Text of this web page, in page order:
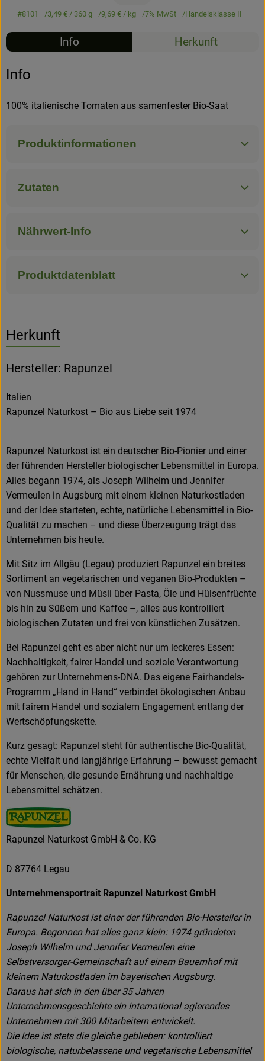
#8101 3,49 € / 360 g 9,69 € / kg 7% MwSt Handelsklasse II
Info Herkunft
Info
100% italienische Tomaten aus samenfester Bio-Saat
Produktinformationen
Zutaten
Nährwert-Info
Produktdatenblatt
Herkunft
Hersteller: Rapunzel
Italien
Rapunzel Naturkost – Bio aus Liebe seit 1974
Rapunzel Naturkost ist ein deutscher Bio-Pionier und einer
der führenden Hersteller biologischer Lebensmittel in Europa.
Alles begann 1974, als Joseph Wilhelm und Jennifer
Vermeulen in Augsburg mit einem kleinen Naturkostladen
und der Idee starteten, echte, natürliche Lebensmittel in Bio-
Qualität zu machen – und diese Überzeugung trägt das
Unternehmen bis heute.
Mit Sitz im Allgäu (Legau) produziert Rapunzel ein breites
Sortiment an vegetarischen und veganen Bio-Produkten –
von Nussmuse und Müsli über Pasta, Öle und Hülsenfrüchte
bis hin zu Süßem und Kaffee –, alles aus kontrolliert
biologischen Zutaten und frei von künstlichen Zusätzen.
Bei Rapunzel geht es aber nicht nur um leckeres Essen:
Nachhaltigkeit, fairer Handel und soziale Verantwortung
gehören zur Unternehmens-DNA. Das eigene Fairhandels-
Programm „Hand in Hand“ verbindet ökologischen Anbau
mit fairem Handel und sozialem Engagement entlang der
Wertschöpfungskette.
Kurz gesagt: Rapunzel steht für authentische Bio-Qualität,
echte Vielfalt und langjährige Erfahrung – bewusst gemacht
für Menschen, die gesunde Ernährung und nachhaltige
Lebensmittel schätzen.
Rapunzel Naturkost GmbH & Co. KG
D 87764 Legau
Unternehmensportrait Rapunzel Naturkost GmbH
Rapunzel Naturkost ist einer der führenden Bio-Hersteller in
Europa. Begonnen hat alles ganz klein: 1974 gründeten
Joseph Wilhelm und Jennifer Vermeulen eine
Selbstversorger-Gemeinschaft auf einem Bauernhof mit
kleinem Naturkostladen im bayerischen Augsburg.
Daraus hat sich in den über 35 Jahren
Unternehmensgeschichte ein international agierendes
Unternehmen mit 300 Mitarbeitern entwickelt.
Die Idee ist stets die gleiche geblieben: kontrolliert
biologische, naturbelassene und vegetarische Lebensmittel